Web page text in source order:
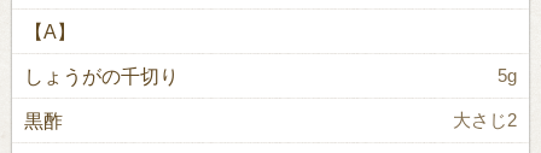
【A】
しょうがの千切り 5g
黒酢 大さじ2